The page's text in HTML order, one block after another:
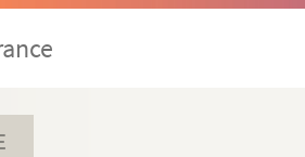
; traduction de Laurent de Premierfait
de Rouen